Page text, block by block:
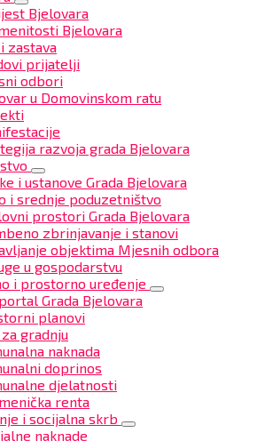
Bjelovara
Bjelovara
zastava
prijatelji
odbori
u Domovinskom ratu
razvoja grada Bjelovara
i ustanove Grada Bjelovara
i srednje poduzetništvo
prostori Grada Bjelovara
zbrinjavanje i stanovi
objektima Mjesnih odbora
u gospodarstvu
i prostorno uređenje
Grada Bjelovara
planovi
gradnju
naknada
doprinos
djelatnosti
renta
i socijalna skrb
naknade